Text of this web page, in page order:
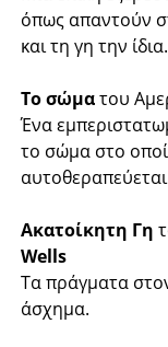
όπως απαντούν
και τη γη την ίδια.
Το σώματου
Ένα
το σώμα στο
Ακατοίκητη Γη
Wells
Τα πράγματα
άσχημα.